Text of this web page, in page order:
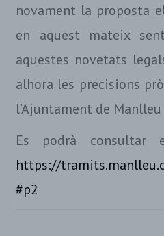
novament la proposta
en aquest mateix
aquestes novetats
alhora les precisions
l’Ajuntament de
Es podrà
https://
#p2